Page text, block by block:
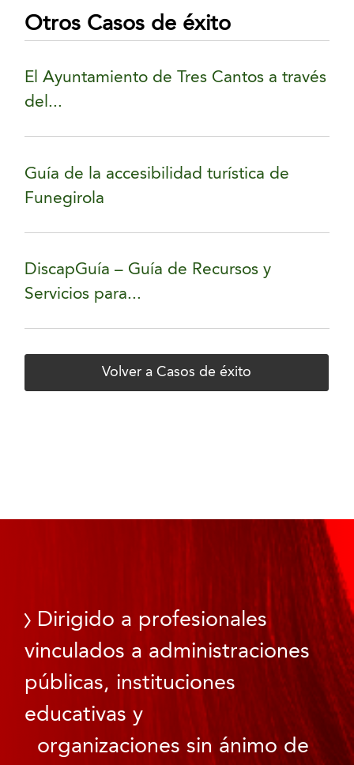
Otros Casos de éxito
El Ayuntamiento de Tres Cantos a través
del...
Guía de la accesibilidad turística de
Funegirola
DiscapGuía – Guía de Recursos y
Servicios para...
Volver a Casos de éxito
Dirigido a profesionales
vinculados a administraciones
públicas, instituciones
educativas y
organizaciones sin ánimo de